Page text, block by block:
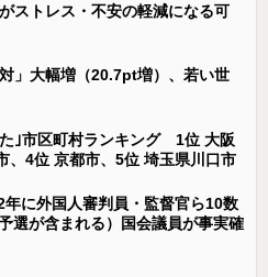
ストレス・不安の軽減になる可
」大幅増（20.7pt増）、若い世
た｣市区町村ランキング 1位 大阪
、4位 京都市、5位 埼玉県川口市
に外国人審判員・監督官ら10数
選が含まれる）国会議員が事実確